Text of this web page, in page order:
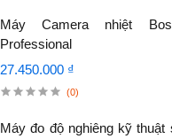
Máy Camera nhiệt
Professional
27.450.000 ₫
(0)
Máy đo độ nghiêng kỹ thuật